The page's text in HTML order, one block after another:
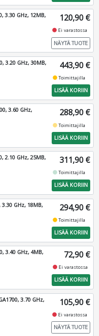
3.30 GHz, 12MB,
120,90 €
fiber_manual_record Ei varastossa
NÄYTÄ TUOTE
3.20 GHz, 30MB,
443,90 €
fiber_manual_recordToimittajilla
LISÄÄ KORIIN
3.60 GHz,
288,90 €
fiber_manual_recordToimittajilla
LISÄÄ KORIIN
2.10 GHz, 25MB,
311,90 €
fiber_manual_recordToimittajilla
LISÄÄ KORIIN
3.30 GHz, 18MB,
294,90 €
fiber_manual_recordToimittajilla
LISÄÄ KORIIN
3.40 GHz, 4MB,
72,90 €
fiber_manual_record Ei varastossa
LISÄÄ KORIIN
3.70 GHz,
105,90 €
fiber_manual_record Ei varastossa
NÄYTÄ TUOTE